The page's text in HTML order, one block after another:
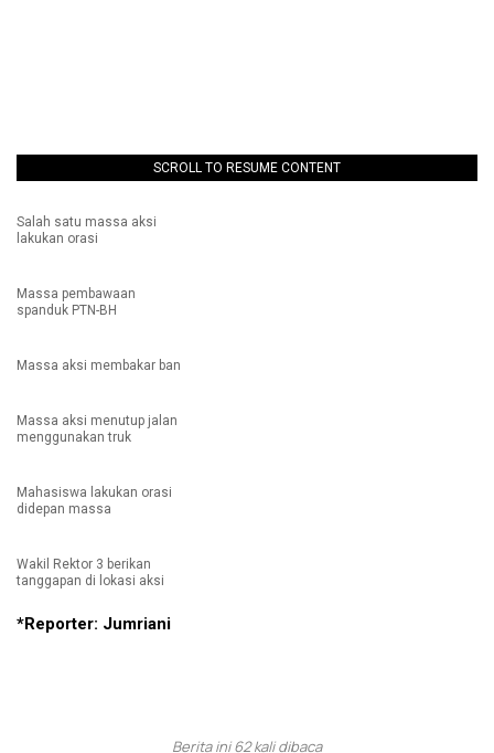
SCROLL TO RESUME CONTENT
Salah satu massa aksi
lakukan orasi
Massa pembawaan
spanduk PTN-BH
Massa aksi membakar ban
Massa aksi menutup jalan
menggunakan truk
Mahasiswa lakukan orasi
didepan massa
Wakil Rektor 3 berikan
tanggapan di lokasi aksi
*Reporter: Jumriani
Berita ini 62 kali dibaca